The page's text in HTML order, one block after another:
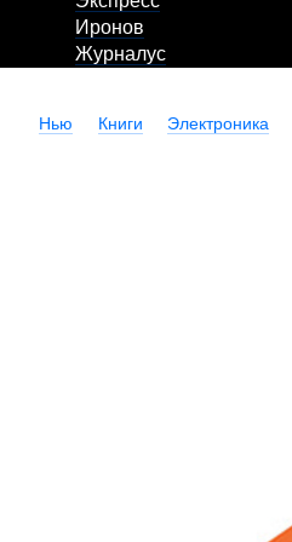
Иронов
Журналус
Нью Книги Электроника